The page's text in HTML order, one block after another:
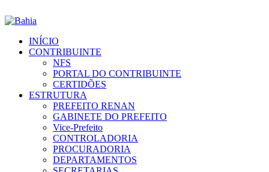
INÍCIO
CONTRIBUINTE
NFS
PORTAL DO CONTRIBUINTE
CERTIDÕES
ESTRUTURA
PREFEITO RENAN
GABINETE DO PREFEITO
Vice-Prefeito
CONTROLADORIA
PROCURADORIA
DEPARTAMENTOS